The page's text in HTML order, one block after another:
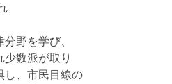
野を学び、
数派が取り
し、市民目線の